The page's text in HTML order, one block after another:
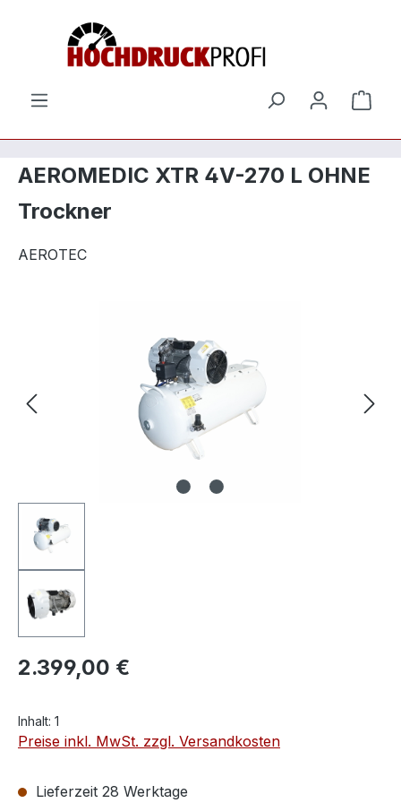
Zum Hauptinhalt springen
AEROMEDIC XTR 4V-270 L OHNE
Trockner
AEROTEC
2.399,00 €
Inhalt: 1
Preise inkl. MwSt. zzgl. Versandkosten
Lieferzeit 28 Werktage